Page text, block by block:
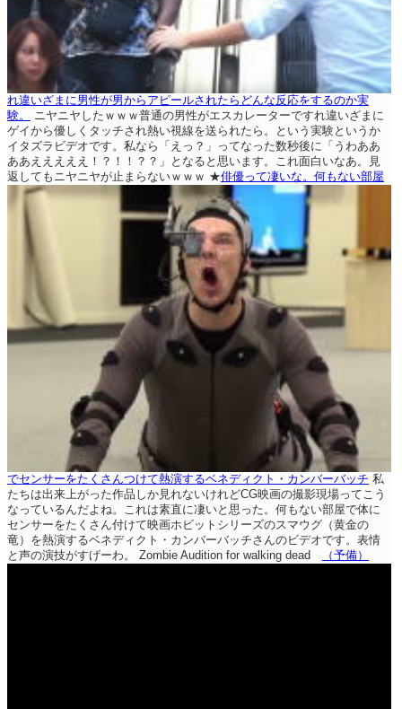
れ違いざまに男性が男からアピールされたらどんな反応をするのか実
験。
ニヤニヤしたｗｗｗ普通の男性がエスカレーターですれ違いざまに
ゲイから優しくタッチされ熱い視線を送られたら。という実験というか
イタズラビデオです。私なら「えっ？」ってなった数秒後に「うわああ
ああえええええ！？！！？？」となると思います。これ面白いなあ。見
返してもニヤニヤが止まらないｗｗｗ ★俳優って凄いな。何もない部屋
でセンサーをたくさんつけて熱演するベネディクト・カンバーバッチ 私
たちは出来上がった作品しか見れないけれどCG映画の撮影現場ってこう
なっているんだよね。これは素直に凄いと思った。何もない部屋で体に
センサーをたくさん付けて映画ホビットシリーズのスマウグ（黄金の
竜）を熱演するベネディクト・カンバーバッチさんのビデオです。表情
と声の演技がすげーわ。
Zombie Audition for walking dead （予備）